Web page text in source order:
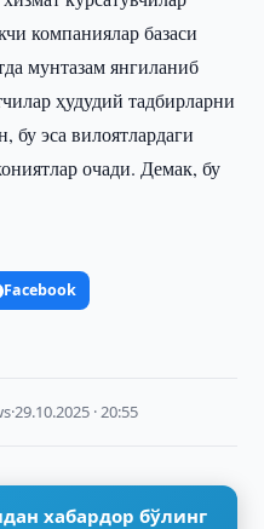
компаниялар базаси
мунтазам янгиланиб
ҳудудий тадбирларни
бу эса вилоятлардаги
очади. Демак, бу
Facebook
·29.10.2025 · 20:55
хабардор бўлинг